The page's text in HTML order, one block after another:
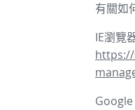
有關如
IE瀏覽
Google